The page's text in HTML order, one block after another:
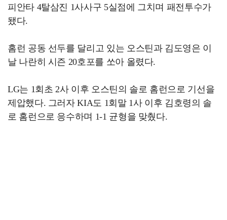
피안타 4탈삼진 1사사구 5실점에 그치며 패전투수가
됐다.
홈런 공동 선두를 달리고 있는 오스틴과 김도영은 이
날 나란히 시즌 20호포를 쏘아 올렸다.
LG는 1회초 2사 이후 오스틴의 솔로 홈런으로 기선을
제압했다. 그러자 KIA도 1회말 1사 이후 김호령의 솔
로 홈런으로 응수하며 1-1 균형을 맞췄다.